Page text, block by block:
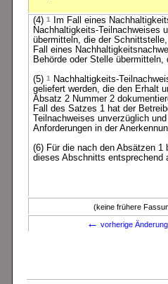
(4) 1
Im Fall eines
Nachhaltigkeits-Teilnachweises
übermitteln, die der
Fall eines
Behörde oder Stelle
(5) 1
Nachhaltigkeits-
geliefert werden, die den Erhalt
Absatz 2 Nummer 2
Fall des Satzes 1 hat der
Teilnachweises unverzüglich
Anforderungen in der
(6) Für die nach den Absätzen
dieses Abschnitts entsprechend
(keine frühere
← vorherige